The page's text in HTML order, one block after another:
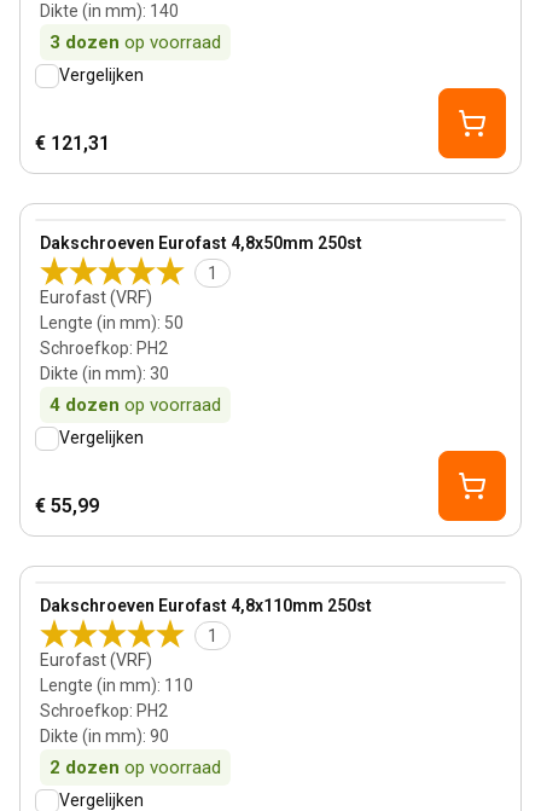
Dikte (in mm): 140
3 dozen op voorraad
Vergelijken
€ 121,31
Dakschroeven Eurofast 4,8x50mm 250st
1
Eurofast (VRF)
Lengte (in mm): 50
Schroefkop: PH2
Dikte (in mm): 30
4 dozen op voorraad
View product
Vergelijken
€ 55,99
Dakschroeven Eurofast 4,8x110mm 250st
1
Eurofast (VRF)
Lengte (in mm): 110
Schroefkop: PH2
Dikte (in mm): 90
2 dozen op voorraad
View product
Vergelijken